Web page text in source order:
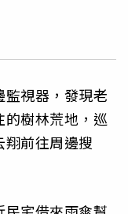
視器，發現老
的樹林荒地，巡
前往周邊搜